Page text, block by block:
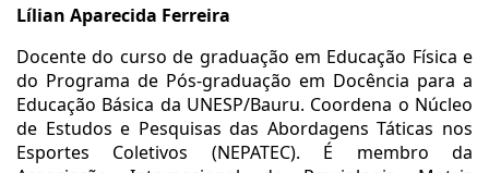
Lílian Aparecida Ferreira
Docente do curso de graduação em Educação Física e
do Programa de Pós-graduação em Docência para a
Educação Básica da UNESP/Bauru. Coordena o Núcleo
de Estudos e Pesquisas das Abordagens Táticas nos
Esportes Coletivos (NEPATEC). É membro da